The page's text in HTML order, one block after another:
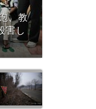
、教
害し